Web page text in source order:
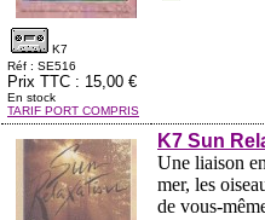
K7
Réf : SE516
Prix TTC : 15,00 €
En stock
TARIF PORT COMPRIS
K7 Sun
Une liaison
mer, les
de vous-